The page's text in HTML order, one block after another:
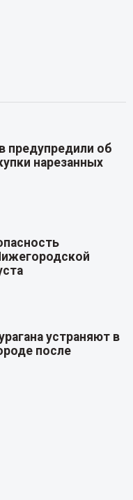
предупредили об
нарезанных
устраняют в
после